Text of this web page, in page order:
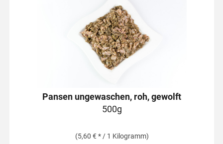
Pansen ungewaschen, roh, gewolft
500g
(5,60 € * / 1 Kilogramm)